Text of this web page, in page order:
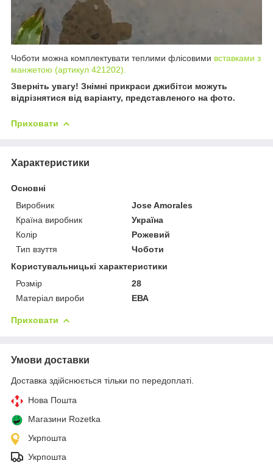
Чоботи можна комплектувати теплими флісовими вставками з
манжетою (артикул 421202).
Зверніть увагу! Знімні прикраси джибітси можуть
відрізнятися від варіанту, представленого на фото.
Приховати
Характеристики
Основні
Виробник
Jose Amorales
Країна виробник
Україна
Колір
Рожевий
Тип взуття
Чоботи
Користувальницькі характеристики
Розмір
28
Матеріал вироби
ЕВА
Приховати
Умови доставки
Доставка здійснюється тільки по передоплаті.
Нова Пошта
Магазини Rozetka
Укрпошта
Укрпошта